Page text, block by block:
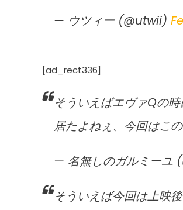
— ウツィー (@utwii)
[ad_rect336]
そういえばエヴァQの
居たよねぇ、今回はこ
— 名無しのガルミーユ
そういえば今回は上映